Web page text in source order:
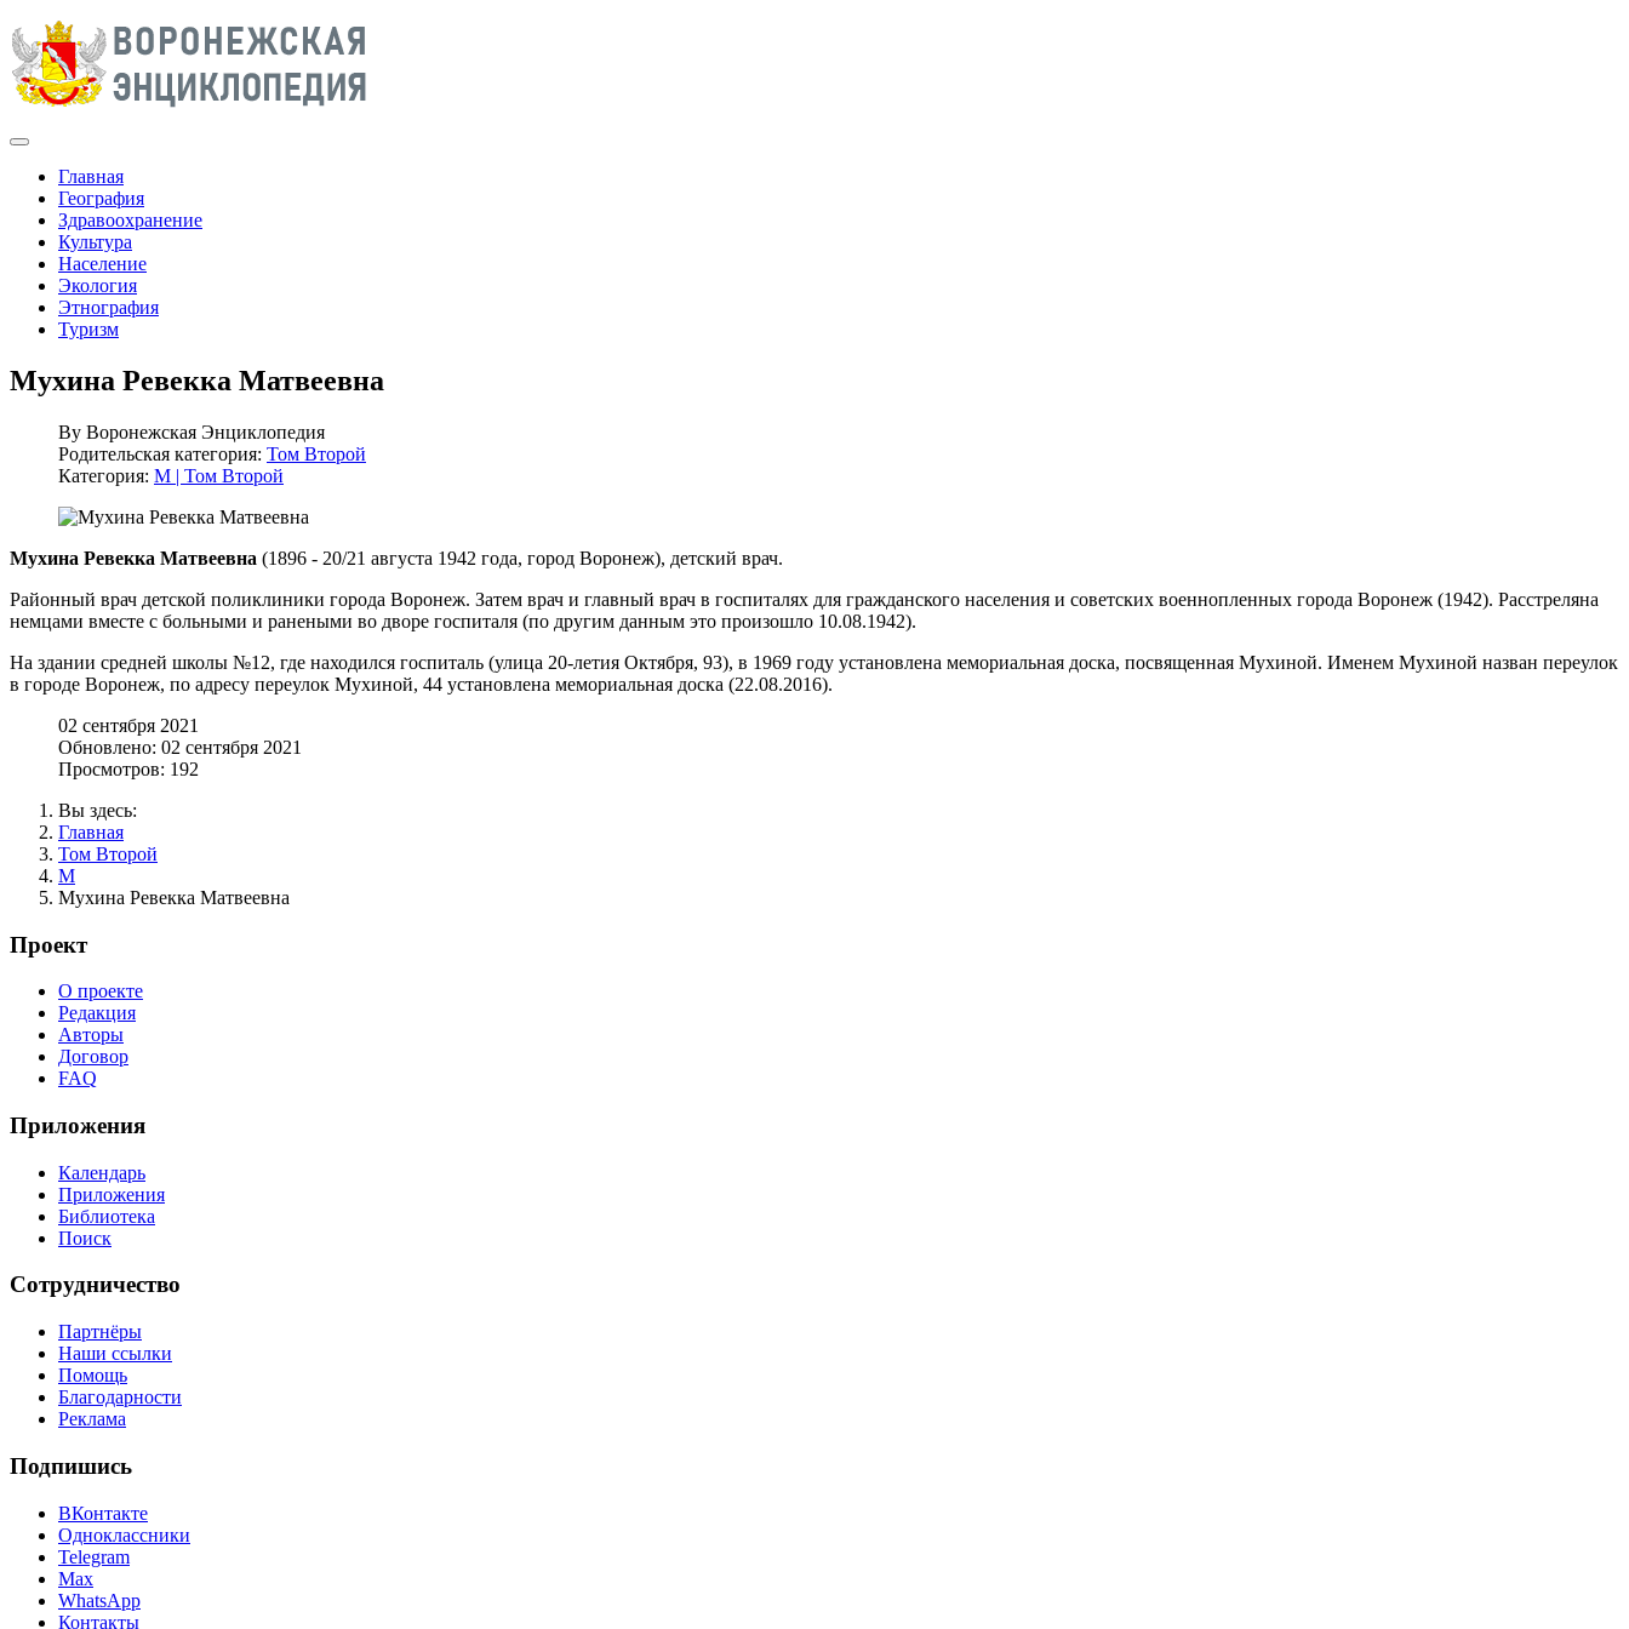
Главная
География
Здравоохранение
Культура
Население
Экология
Этнография
Туризм
Мухина Ревекка Матвеевна
By Воронежская Энциклопедия
Родительская категория: Том Второй
Категория: М | Том Второй
Мухина Ревекка Матвеевна (1896 - 20/21 августа 1942 года, город Воронеж), детский врач.
Районный врач детской поликлиники города Воронеж. Затем врач и главный врач в госпиталях для гражданского населения и советских военнопленных города Воронеж (1942). Расстреляна
немцами вместе с больными и ранеными во дворе госпиталя (по другим данным это произошло 10.08.1942).
На здании средней школы №12, где находился госпиталь (улица 20-летия Октября, 93), в 1969 году установлена мемориальная доска, посвященная Мухиной. Именем Мухиной назван переулок
в городе Воронеж, по адресу переулок Мухиной, 44 установлена мемориальная доска (22.08.2016).
02 сентября 2021
Обновлено: 02 сентября 2021
Просмотров: 192
Вы здесь:
Главная
Том Второй
М
Мухина Ревекка Матвеевна
Проект
О проекте
Редакция
Авторы
Договор
FAQ
Приложения
Календарь
Приложения
Библиотека
Поиск
Сотрудничество
Партнёры
Наши ссылки
Помощь
Благодарности
Реклама
Подпишись
ВКонтакте
Одноклассники
Telegram
Max
WhatsApp
Контакты